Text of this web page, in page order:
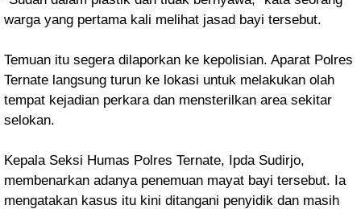
warga yang pertama kali melihat jasad bayi tersebut.
Temuan itu segera dilaporkan ke kepolisian. Aparat Polres
Ternate langsung turun ke lokasi untuk melakukan olah
tempat kejadian perkara dan mensterilkan area sekitar
selokan.
Kepala Seksi Humas Polres Ternate, Ipda Sudirjo,
membenarkan adanya penemuan mayat bayi tersebut. Ia
mengatakan kasus itu kini ditangani penyidik dan masih